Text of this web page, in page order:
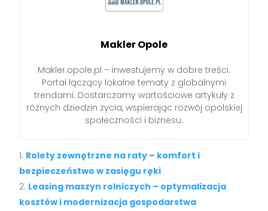
Makler Opole
Makler.opole.pl – inwestujemy w dobre treści.
Portal łączący lokalne tematy z globalnymi
trendami. Dostarczamy wartościowe artykuły z
różnych dziedzin życia, wspierając rozwój opolskiej
społeczności i biznesu.
Rolety zewnętrzne na raty – komfort i
bezpieczeństwo w zasięgu ręki
Leasing maszyn rolniczych – optymalizacja
kosztów i modernizacja gospodarstwa